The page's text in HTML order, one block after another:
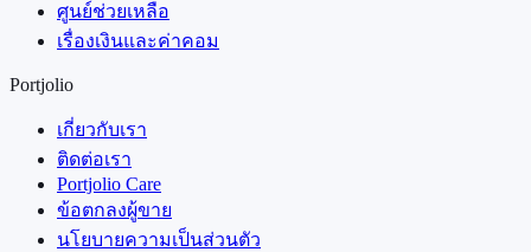
ศูนย์ช่วยเหลือ
เรื่องเงินและค่าคอม
Portjolio
เกี่ยวกับเรา
ติดต่อเรา
Portjolio Care
ข้อตกลงผู้ขาย
นโยบายความเป็นส่วนตัว